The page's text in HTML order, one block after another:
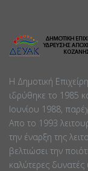
Η Δημοτική
ιδρύθηκε το 1985
Ιουνίου 1988,
Απο το 1993
την έναρξη της
βελτιώσει την
καλύτερες δυνατές